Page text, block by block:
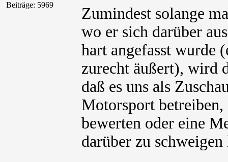
Beiträge: 5969
Zumindest solange
wo er sich darüber
hart angefasst wurde
zurecht äußert), wird
daß es uns als
Motorsport betreiben,
bewerten oder eine
darüber zu schweigen